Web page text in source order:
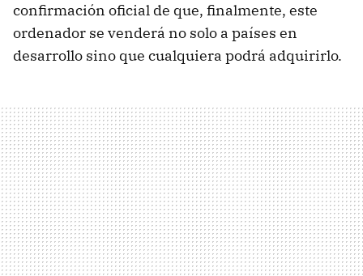
confirmación oficial de que, finalmente, este
ordenador se venderá no solo a países en
desarrollo sino que cualquiera podrá adquirirlo.